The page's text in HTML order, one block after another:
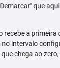
que
recebe a primeira
no intervalo
chega ao